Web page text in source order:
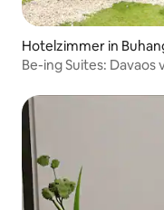
Hotelzimmer in
Be-ing Suites: